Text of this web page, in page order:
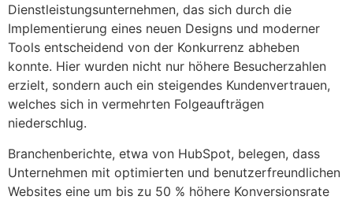
Dienstleistungsunternehmen, das sich durch die
Implementierung eines neuen Designs und moderner
Tools entscheidend von der Konkurrenz abheben
konnte. Hier wurden nicht nur höhere Besucherzahlen
erzielt, sondern auch ein steigendes Kundenvertrauen,
welches sich in vermehrten Folgeaufträgen
niederschlug.
Branchenberichte, etwa von HubSpot, belegen, dass
Unternehmen mit optimierten und benutzerfreundlichen
Websites eine um bis zu 50 % höhere Konversionsrate